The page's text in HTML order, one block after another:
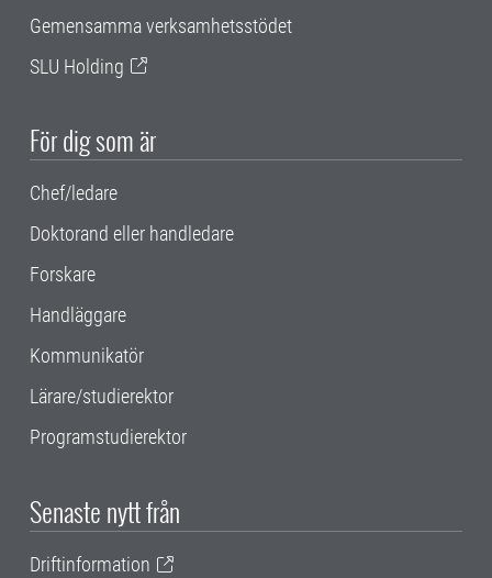
Gemensamma verksamhetsstödet
SLU Holding
För dig som är
Chef/ledare
Doktorand eller handledare
Forskare
Handläggare
Kommunikatör
Lärare/studierektor
Programstudierektor
Senaste nytt från
Driftinformation